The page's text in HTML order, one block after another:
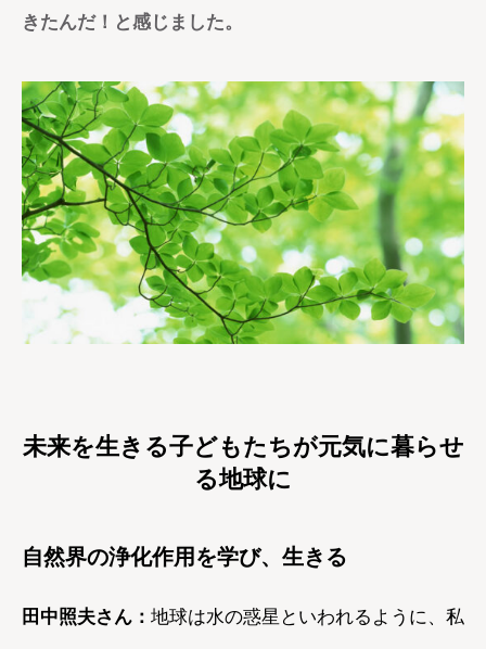
きたんだ！と感じました。
未来を生きる子どもたちが元気に暮らせ
る地球に
自然界の浄化作用を学び、生きる
田中照夫さん： 地球は水の惑星といわれるように、私